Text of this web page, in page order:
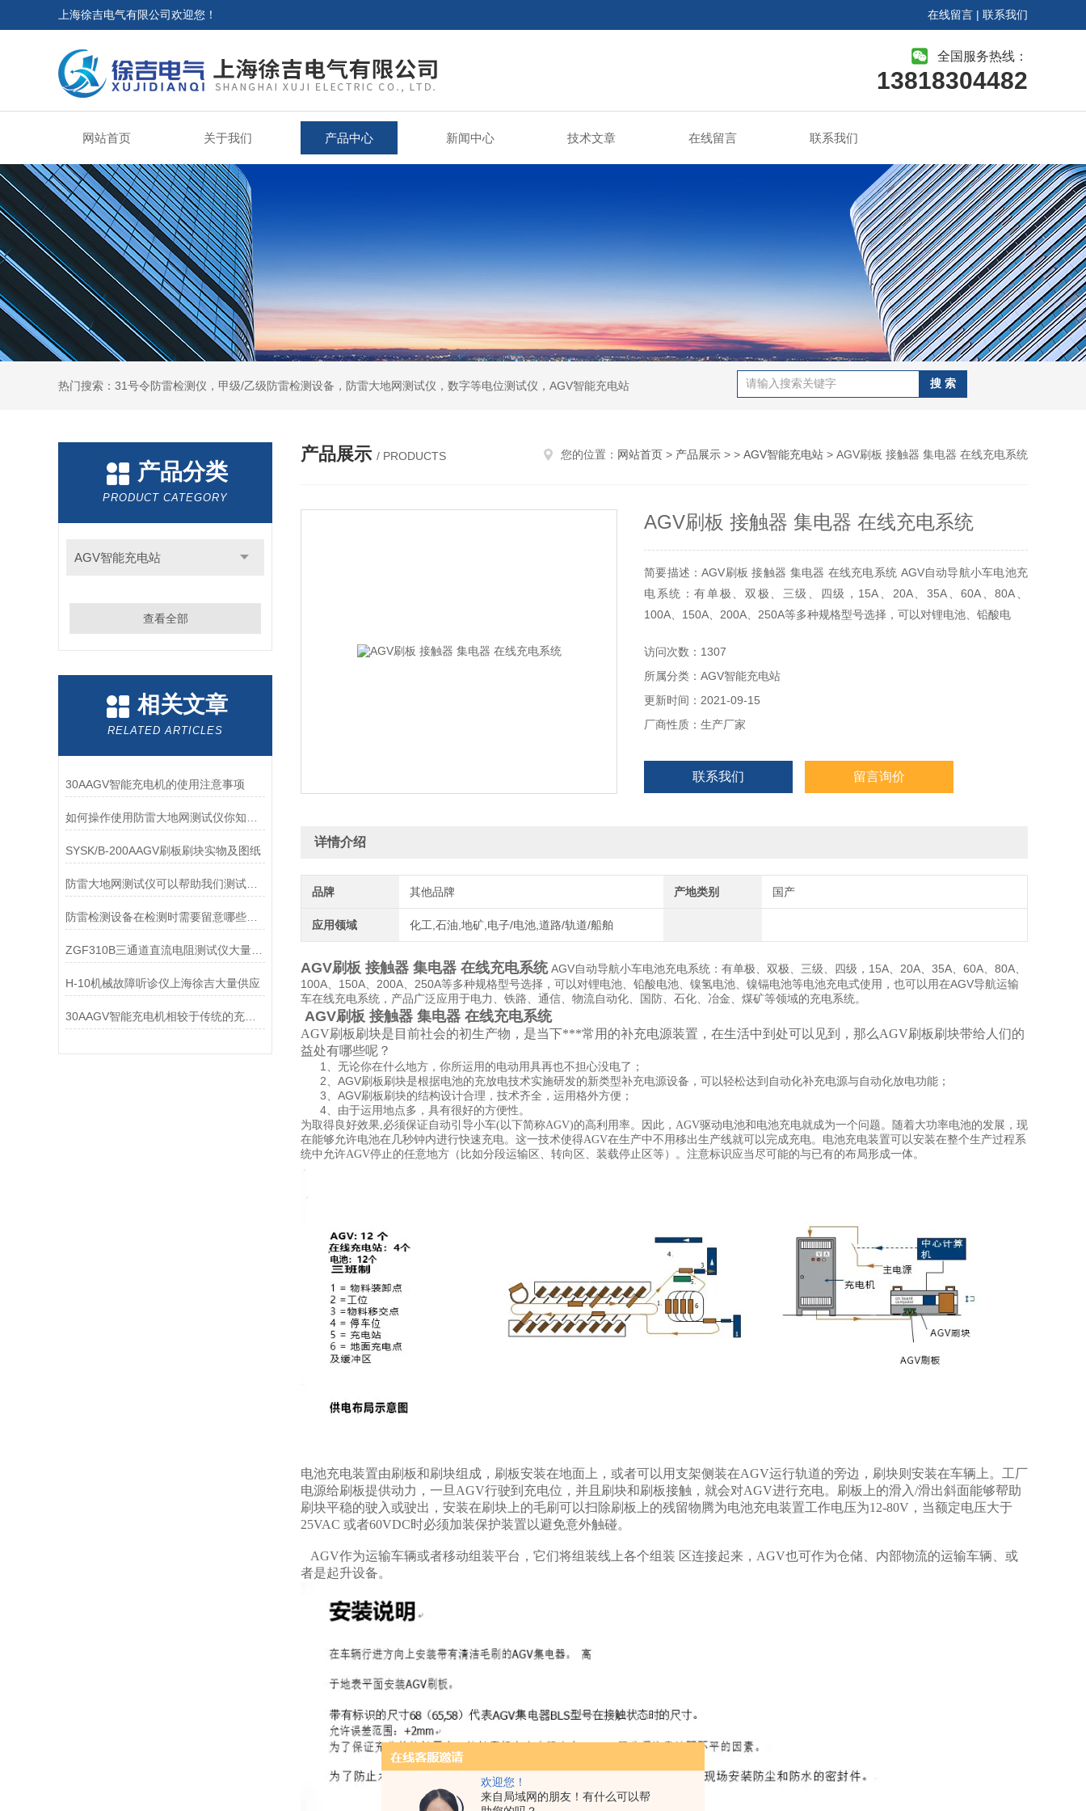
欢迎您！
来自局域网的朋友！有什么可以帮
上海徐吉电气有限公司欢迎您！ 在线留言 | 联系我们
全国服务热线：
13818304482
网站首页 关于我们 产品中心 新闻中心 技术文章 在线留言 联系我们
热门搜索：31号令防雷检测仪，甲级/乙级防雷检测设备，防雷大地网测试仪，数字等电位测试仪，AGV智能充电站
产品分类
PRODUCT CATEGORY
AGV智能充电站
查看全部
相关文章
RELATED ARTICLES
30AAGV智能充电机的使用注意事项
SYSK/B-200AAGV刷板刷块实物及图纸
防雷大地网测试仪可以帮助我们测试大地网的有效性和安全性
防雷检测设备在检测时需要留意哪些问题
ZGF310B三通道直流电阻测试仪大量供应
H-10机械故障听诊仪上海徐吉大量供应
30AAGV智能充电机相较于传统的充电设备，优势有哪些？
产品展示 / PRODUCTS 您的位置： 网站首页 > 产品展示 > > AGV智能充电站 > AGV刷板 接触器 集电器 在线充电系统
AGV刷板 接触器 集电器 在线充电系统
简要描述：AGV刷板 接触器 集电器 在线充电系统 AGV自动导航小车电池充
电系统：有单极、双极、三级、四级，15A、20A、35A、60A、80A、
100A、150A、200A、250A等多种规格型号选择，可以对锂电池、铅酸电
访问次数：1307
所属分类：AGV智能充电站
更新时间：2021-09-15
厂商性质：生产厂家
联系我们 留言询价
详情介绍
品牌 其他品牌 产地类别 国产
应用领域 化工,石油,地矿,电子/电池,道路/轨道/船舶
AGV刷板 接触器 集电器 在线充电系统AGV自动导航小车电池充电系统：有单极、双极、三级、四级，15A、20A、35A、60A、80A、
100A、150A、200A、250A等多种规格型号选择，可以对锂电池、铅酸电池、镍氢电池、镍镉电池等电池充电式使用，也可以用在AGV导航运输
车在线充电系统，产品广泛应用于电力、铁路、通信、物流自动化、国防、石化、冶金、煤矿等领域的充电系统。
AGV刷板 接触器 集电器 在线充电系统
AGV刷板刷块是目前社会的初生产物，是当下***常用的补充电源装置，在生活中到处可以见到，那么AGV刷板刷块带给人们的
益处有哪些呢？
1、无论你在什么地方，你所运用的电动用具再也不担心没电了；
2、AGV刷板刷块是根据电池的充放电技术实施研发的新类型补充电源设备，可以轻松达到自动化补充电源与自动化放电功能；
3、AGV刷板刷块的结构设计合理，技术齐全，运用格外方便；
4、由于运用地点多，具有很好的方便性。
为取得良好效果,必须保证自动引导小车(以下简称AGV)的高利用率。因此，AGV驱动电池和电池充电就成为一个问题。随着大功率电池的发展，现
在能够允许电池在几秒钟内进行快速充电。这一技术使得AGV在生产中不用移出生产线就可以完成充电。电池充电装置可以安装在整个生产过程系
统中允许AGV停止的任意地方（比如分段运输区、转向区、装载停止区等）。注意标识应当尽可能的与已有的布局形成一体。
电池充电装置由刷板和刷块组成，刷板安装在地面上，或者可以用支架侧装在AGV运行轨道的旁边，刷块则安装在车辆上。工厂
电源给刷板提供动力，一旦AGV行驶到充电位，并且刷块和刷板接触，就会对AGV进行充电。刷板上的滑入/滑出斜面能够帮助
刷块平稳的驶入或驶出，安装在刷块上的毛刷可以扫除刷板上的残留物腾为电池充电装置工作电压为12-80V，当额定电压大于
25VAC 或者60VDC时必须加装保护装置以避免意外触碰。
AGV作为运输车辆或者移动组装平台，它们将组装线上各个组装 区连接起来，AGV也可作为仓储、内部物流的运输车辆、或
者是起升设备。